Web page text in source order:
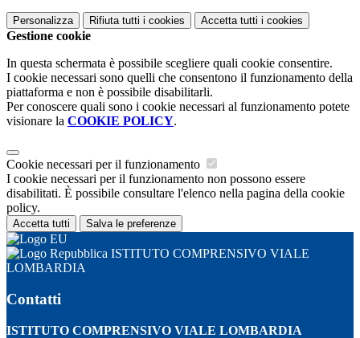
Personalizza Rifiuta tutti i cookies Accetta tutti i cookies
Gestione cookie
In questa schermata è possibile scegliere quali cookie consentire.
I cookie necessari sono quelli che consentono il funzionamento della
piattaforma e non è possibile disabilitarli.
Per conoscere quali sono i cookie necessari al funzionamento potete
visionare la COOKIE POLICY.
Cookie necessari per il funzionamento
I cookie necessari per il funzionamento non possono essere
disabilitati. È possibile consultare l'elenco nella pagina della cookie
policy.
Accetta tutti Salva le preferenze
ISTITUTO COMPRENSIVO VIALE
LOMBARDIA
Contatti
ISTITUTO COMPRENSIVO VIALE LOMBARDIA